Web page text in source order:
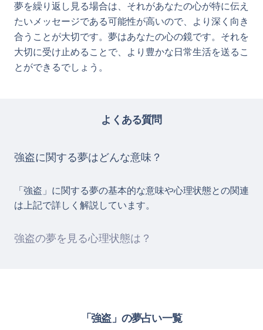
夢を繰り返し見る場合は、それがあなたの心が特に伝え
たいメッセージである可能性が高いので、より深く向き
合うことが大切です。夢はあなたの心の鏡です。それを
大切に受け止めることで、より豊かな日常生活を送るこ
とができるでしょう。
よくある質問
強盗に関する夢はどんな意味？
「強盗」に関する夢の基本的な意味や心理状態との関連
は上記で詳しく解説しています。
強盗の夢を見る心理状態は？
「強盗」の夢占い一覧